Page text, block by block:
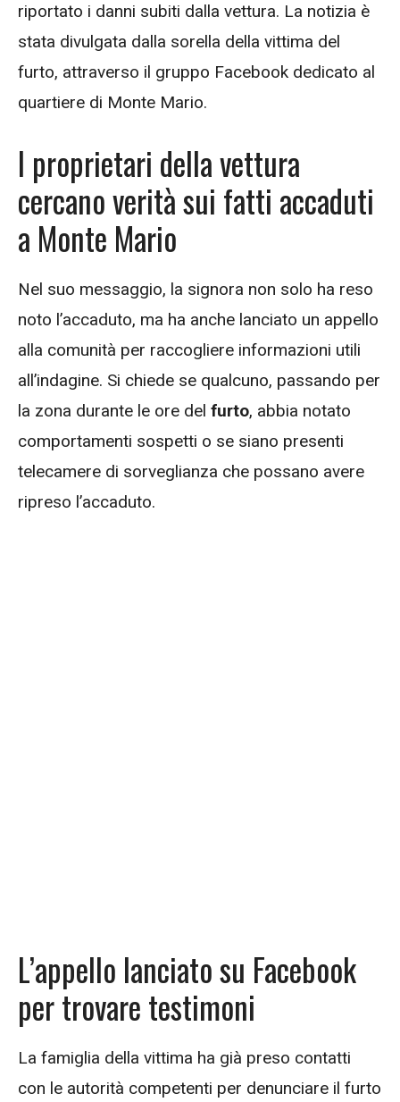
riportato i danni subiti dalla vettura. La notizia è
stata divulgata dalla sorella della vittima del
furto, attraverso il gruppo Facebook dedicato al
quartiere di Monte Mario.
I proprietari della vettura
cercano verità sui fatti accaduti
a Monte Mario
Nel suo messaggio, la signora non solo ha reso
noto l’accaduto, ma ha anche lanciato un appello
alla comunità per raccogliere informazioni utili
all’indagine. Si chiede se qualcuno, passando per
la zona durante le ore del furto, abbia notato
comportamenti sospetti o se siano presenti
telecamere di sorveglianza che possano avere
ripreso l’accaduto.
L’appello lanciato su Facebook
per trovare testimoni
La famiglia della vittima ha già preso contatti
con le autorità competenti per denunciare il furto